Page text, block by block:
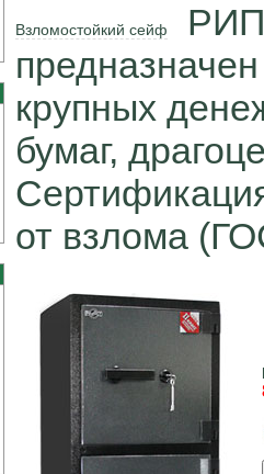
Взломостойкий сейф
крупных
бумаг,
от взлома